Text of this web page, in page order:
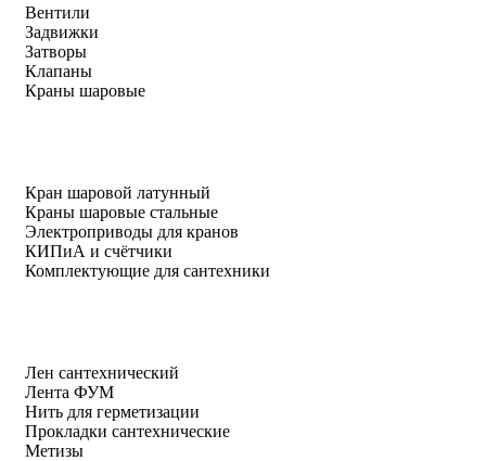
Вентили
Задвижки
Затворы
Клапаны
Краны шаровые
Кран шаровой латунный
Краны шаровые стальные
Электроприводы для кранов
КИПиА и счётчики
Комплектующие для сантехники
Лен сантехнический
Лента ФУМ
Нить для герметизации
Прокладки сантехнические
Метизы